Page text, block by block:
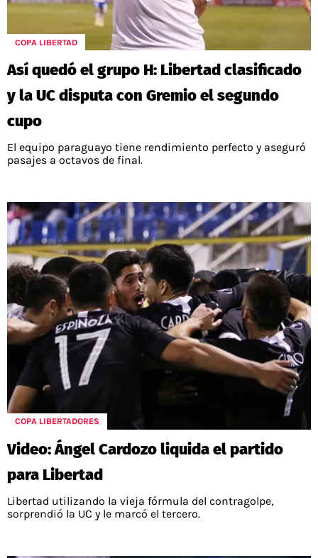
POLÍTICAS DE PRIVACIDAD
POLÍTICA EDITORIAL
PUBLICIDAD / ADS
CONTACTO
AD CHOICES
ENTREVISTAS
CAMPEONATO NACIONAL
RESULTADOS
TABLA DE POSICIONES
APUESTAS
Términos y Condiciones
Políticas de Privacidad
RedGol, al igual que Futbol Sites, es una
compañía perteneciente a Better Collective.
Todos los derechos reservados
COPA LIBERTAD
Así quedó el grupo H: Libertad clasificado
y la UC disputa con Gremio el segundo
cupo
El equipo paraguayo tiene rendimiento perfecto y aseguró
pasajes a octavos de final.
COPA LIBERTADORES
Video: Ángel Cardozo liquida el partido
para Libertad
Libertad utilizando la vieja fórmula del contragolpe,
sorprendió la UC y le marcó el tercero.